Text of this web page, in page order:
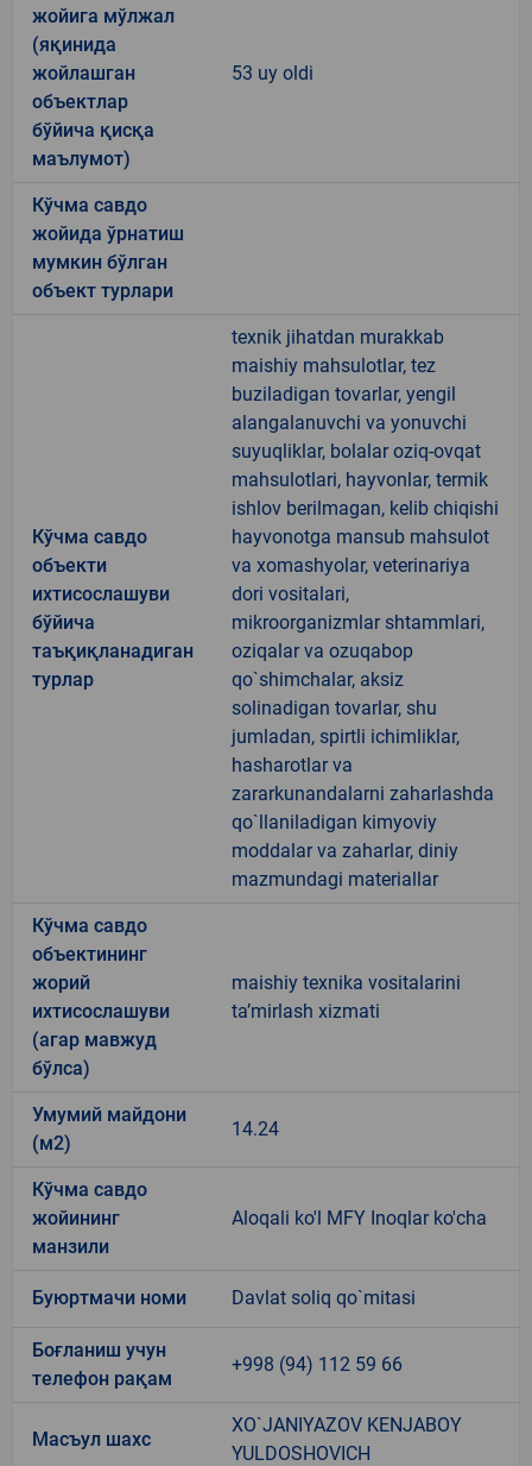
жойига мўлжал
(яқинида
жойлашган
объектлар
бўйича қисқа
маълумот)
53 uy oldi
Кўчма савдо
жойида ўрнатиш
мумкин бўлган
объект турлари
Кўчма савдо
объекти
ихтисослашуви
бўйича
таъқиқланадиган
турлар
texnik jihatdan murakkab
maishiy mahsulotlar, tez
buziladigan tovarlar, yengil
alangalanuvchi va yonuvchi
suyuqliklar, bolalar oziq-ovqat
mahsulotlari, hayvonlar, termik
ishlov berilmagan, kelib chiqishi
hayvonotga mansub mahsulot
va xomashyolar, veterinariya
dori vositalari,
mikroorganizmlar shtammlari,
oziqalar va ozuqabop
qo`shimchalar, aksiz
solinadigan tovarlar, shu
jumladan, spirtli ichimliklar,
hasharotlar va
zararkunandalarni zaharlashda
qo`llaniladigan kimyoviy
moddalar va zaharlar, diniy
mazmundagi materiallar
Кўчма савдо
объектининг
жорий
ихтисослашуви
(агар мавжуд
бўлса)
maishiy texnika vositalarini
taʼmirlash xizmati
Умумий майдони
(м2)
14.24
Кўчма савдо
жойининг
манзили
Aloqali ko'l MFY Inoqlar ko'cha
Буюртмачи номи Davlat soliq qo`mitasi
Боғланиш учун
телефон рақам
+998 (94) 112 59 66
Масъул шахс
XO`JANIYAZOV KENJABOY
YULDOSHOVICH